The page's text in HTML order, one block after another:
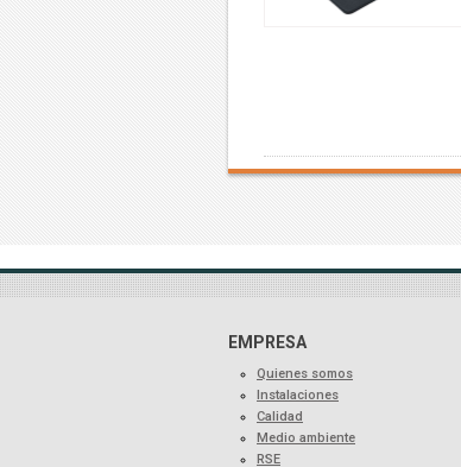
EMPRESA
Quienes somos
Instalaciones
Calidad
Medio ambiente
RSE